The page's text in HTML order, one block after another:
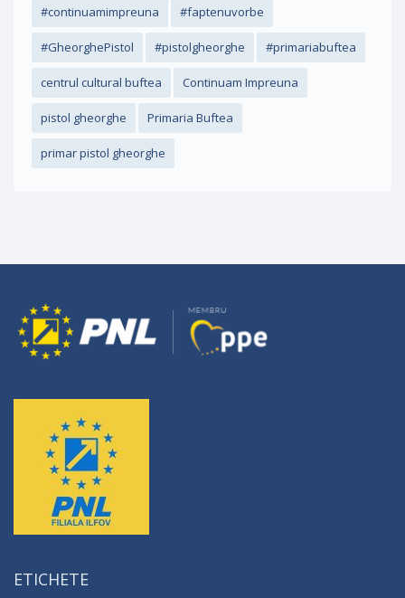
#continuamimpreuna #faptenuvorbe
#GheorghePistol #pistolgheorghe #primariabuftea
centrul cultural buftea Continuam Impreuna
pistol gheorghe Primaria Buftea
primar pistol gheorghe
ETICHETE